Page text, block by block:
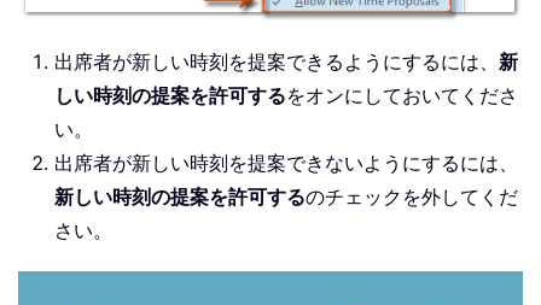
出席者が新しい時刻を提案できるようにするには、 新
しい時刻の提案を許可するをオンにしておいてくださ
い。
出席者が新しい時刻を提案できないようにするには、
新しい時刻の提案を許可するのチェックを外してくだ
さい。